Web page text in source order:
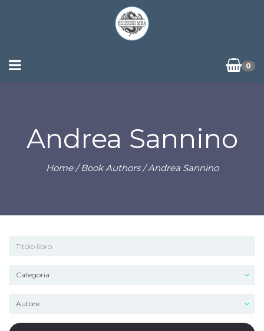
0
Andrea Sannino
Home/ Book Authors / Andrea Sannino